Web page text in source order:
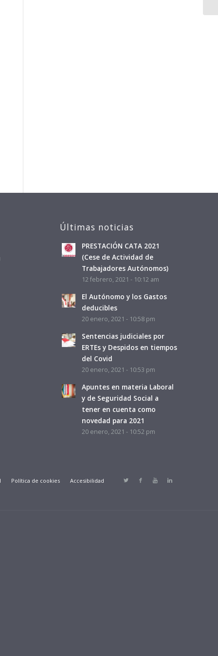
Últimas noticias
PRESTACIÓN CATA 2021
(Cese de Actividad de
Trabajadores Autónomos)
12 febrero, 2021 - 10:12 am
El Autónomo y los Gastos
deducibles
20 enero, 2021 - 10:58 pm
Sentencias judiciales por
ERTEs y Despidos en tiempos
del Covid
20 enero, 2021 - 10:53 pm
Apuntes en materia Laboral
y de Seguridad Social a
tener en cuenta como
novedad para 2021
20 enero, 2021 - 10:52 pm
Política de cookies Accesibilidad